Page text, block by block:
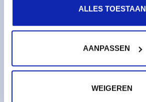
ALLES TOESTAAN
AANPASSEN
WEIGEREN
Noms de domaines
Hébergement web
À propos de Kinamo